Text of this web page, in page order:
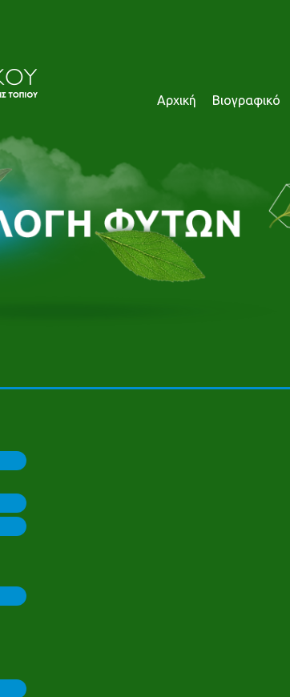
Αρχική Βιογραφικό